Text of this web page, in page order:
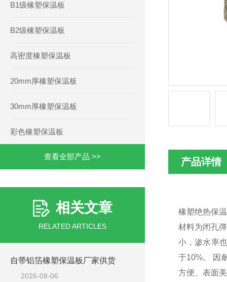
B1级橡塑保温板
B2级橡塑保温板
高密度橡塑保温板
20mm厚橡塑保温板
30mm厚橡塑保温板
彩色橡塑保温板
查看全部产品 >>
相关文章
RELATED ARTICLES
自带铝箔橡塑保温板厂家供货
2026-08-06
产品详情
橡塑绝热保
材料为闭孔
小，渗水率
于10%。 因
方便、表面